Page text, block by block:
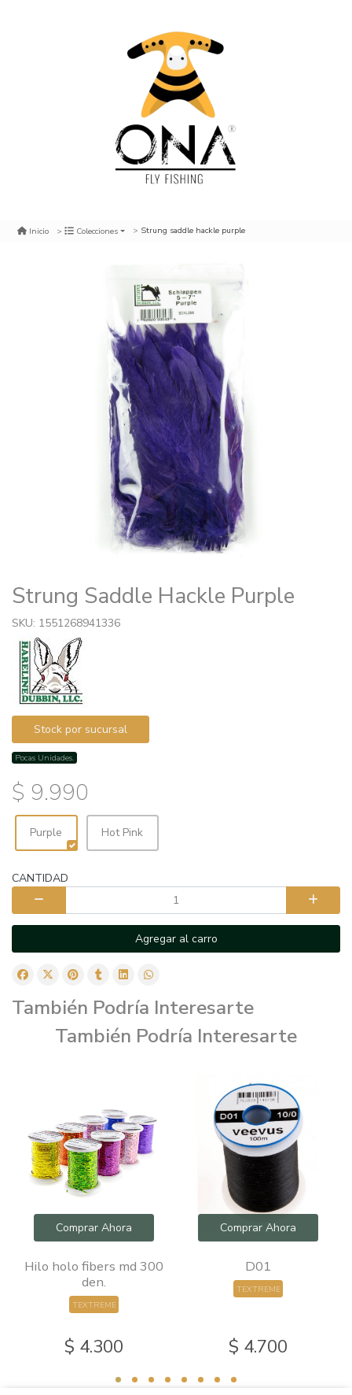
Inicio Colecciones Strung saddle hackle purple
Strung Saddle Hackle Purple
SKU: 1551268941336
Stock por sucursal
Pocas Unidades.
$ 9.990
Purple Hot Pink
CANTIDAD
Agregar al carro
También Podría Interesarte
También Podría Interesarte
Comprar Ahora
Hilo holo fibers md 300
den.
TEXTREME
$ 4.300
Comprar Ahora
D01
TEXTREME
$ 4.700